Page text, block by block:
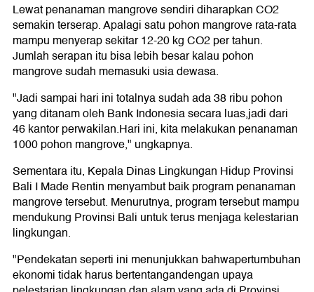
Lewat penanaman mangrove sendiri diharapkan CO2
semakin terserap. Apalagi satu pohon mangrove rata-rata
mampu menyerap sekitar 12-20 kg CO2 per tahun.
Jumlah serapan itu bisa lebih besar kalau pohon
mangrove sudah memasuki usia dewasa.
"Jadi sampai hari ini totalnya sudah ada 38 ribu pohon
yang ditanam oleh Bank Indonesia secara luas,jadi dari
46 kantor perwakilan.Hari ini, kita melakukan penanaman
1000 pohon mangrove," ungkapnya.
Sementara itu, Kepala Dinas Lingkungan Hidup Provinsi
Bali I Made Rentin menyambut baik program penanaman
mangrove tersebut. Menurutnya, program tersebut mampu
mendukung Provinsi Bali untuk terus menjaga kelestarian
lingkungan.
"Pendekatan seperti ini menunjukkan bahwapertumbuhan
ekonomi tidak harus bertentangandengan upaya